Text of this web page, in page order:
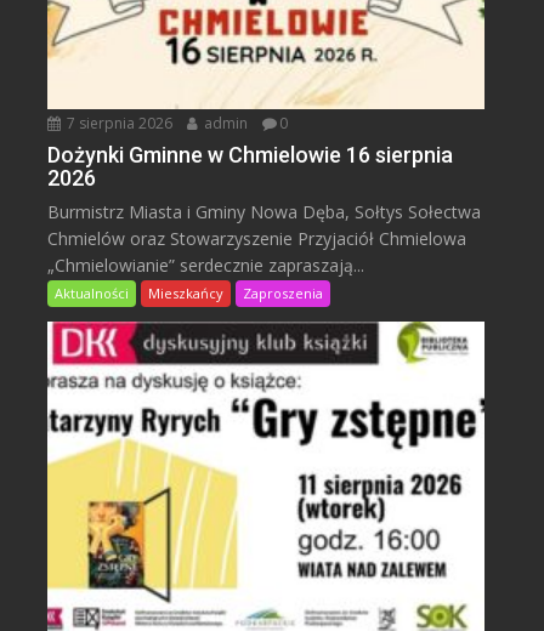
7 sierpnia 2026 admin 0
Dożynki Gminne w Chmielowie 16 sierpnia
2026
Burmistrz Miasta i Gminy Nowa Dęba, Sołtys Sołectwa
Chmielów oraz Stowarzyszenie Przyjaciół Chmielowa
„Chmielowianie” serdecznie zapraszają...
Aktualności Mieszkańcy Zaproszenia